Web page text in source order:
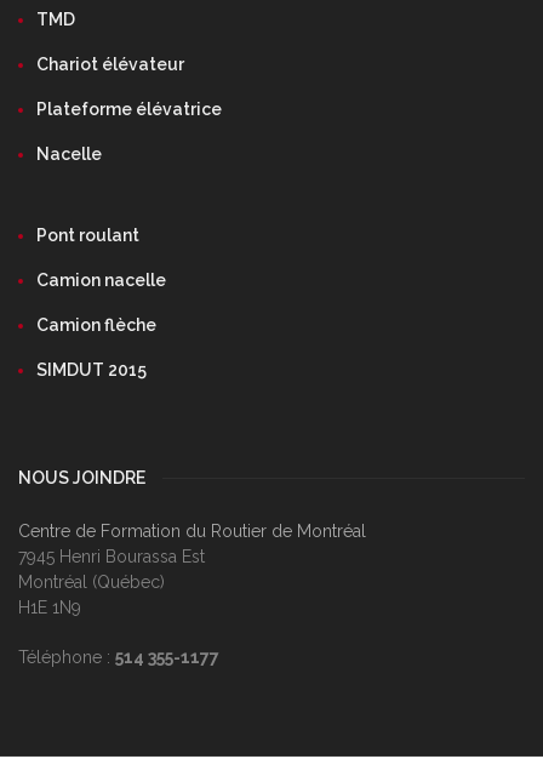
TMD
Chariot élévateur
Plateforme élévatrice
Nacelle
Pont roulant
Camion nacelle
Camion flèche
SIMDUT 2015
NOUS JOINDRE
Centre de Formation du Routier de Montréal
7945 Henri Bourassa Est
Montréal (Québec)
H1E 1N9
Téléphone : 514 355-1177